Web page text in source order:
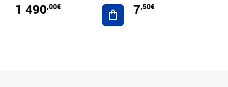
1 490,00€ Ajouter au panier
7,50€